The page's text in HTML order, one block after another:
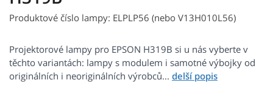
Produktové číslo lampy: ELPLP56 (nebo V13H010L56)
Projektorové lampy pro EPSON H319B si u nás vyberte v
těchto variantách: lampy s modulem i samotné výbojky od
originálních i neoriginálních výrobců...